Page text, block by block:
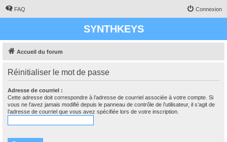
FAQ Connexion
SYNTHKEYS
Accueil du forum
Réinitialiser le mot de passe
Adresse de courriel :
Cette adresse doit correspondre à l’adresse de courriel associée à votre compte. Si
vous ne l’avez jamais modifié depuis le panneau de contrôle de l’utilisateur, il s’agit de
l’adresse de courriel que vous avez spécifiée lors de votre inscription.